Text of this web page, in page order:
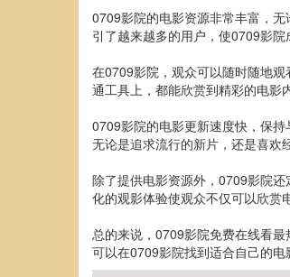
0709影院的电影资源非常丰富，
引了越来越多的用户，使0709影院
在0709影院，观众可以随时随地
通工具上，都能欣赏到精彩的电影
0709影院的电影更新速度快，保
无论是追求流行的新片，还是喜欢
除了提供电影资源外，0709影院
化的观影体验使观众不仅可以欣赏
总的来说，0709影院免费在线看
可以在0709影院找到适合自己的